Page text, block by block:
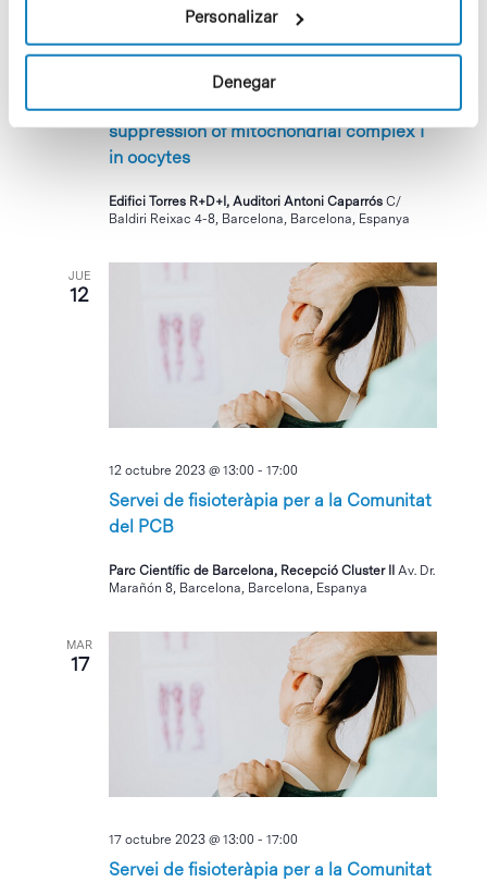
Personalizar
Denegar
Staying fit for the next generation:
suppression of mitochondrial complex I
in oocytes
11 octubre 2023 @ 12:00 -13:30
Edifici Torres R+D+I, Auditori Antoni CaparrósC/
Baldiri Reixac 4-8, Barcelona, Barcelona, Espanya
JUE
12
Servei de fisioteràpia per a la Comunitat
del PCB
12 octubre 2023 @ 13:00 -17:00
Parc Científic de Barcelona, Recepció Cluster IIAv. Dr.
Marañón 8, Barcelona, Barcelona, Espanya
MAR
17
Servei de fisioteràpia per a la Comunitat
17 octubre 2023 @ 13:00 -17:00